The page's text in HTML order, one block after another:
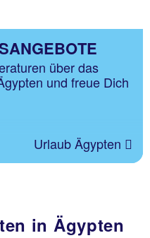
über das
und freue Dich
Urlaub Ägypten
in Ägypten